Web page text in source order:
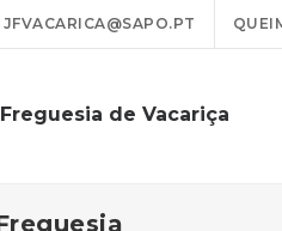
JFVACARICA@SAPO.PT
de Vacariça